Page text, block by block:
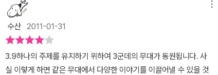
수산 2011-01-31
3.9하나의 주제를 유지하기 위하여 3군데의 무대가 동원됩니다. 사
실 이렇게 하면 같은 무대에서 다양한 이야기를 이끌어낼 수 있을 것